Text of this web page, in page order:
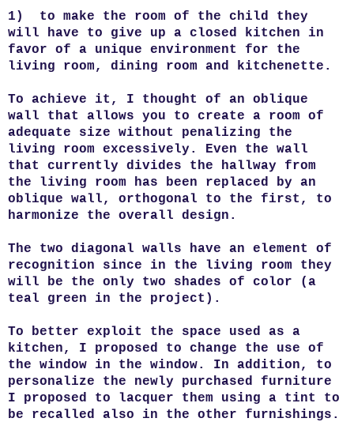
1) to make the room of the child they
will have to give up a closed kitchen in
favor of a unique environment for the
living room, dining room and kitchenette.
To achieve it, I thought of an oblique
wall that allows you to create a room of
adequate size without penalizing the
living room excessively. Even the wall
that currently divides the hallway from
the living room has been replaced by an
oblique wall, orthogonal to the first, to
harmonize the overall design.
The two diagonal walls have an element of
recognition since in the living room they
will be the only two shades of color (a
teal green in the project).
To better exploit the space used as a
kitchen, I proposed to change the use of
the window in the window. In addition, to
personalize the newly purchased furniture
I proposed to lacquer them using a tint to
be recalled also in the other furnishings.